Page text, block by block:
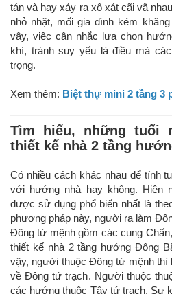
tán và hay xảy ra xô xát cãi vã
nhỏ nhặt, mối gia đình kém
vậy, việc cân nhắc lựa chọn
khí, tránh suy yếu là điều mà
trọng.
Xem thêm: Biệt thự mini 2 tầng 3
Tìm hiểu, những tuổi
thiết kế nhà 2 tầng
Có nhiều cách khác nhau để tính
với hướng nhà hay không. Hiện
được sử dụng phổ biến nhất là
phương pháp này, người ra làm
Đông tứ mệnh gồm các cung
thiết kế nhà 2 tầng hướng Đông
vậy, người thuộc Đông tứ mệnh
về Đông tứ trạch. Người thuộc
các hướng thuộc Tây tứ trạch. Sự